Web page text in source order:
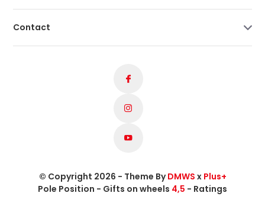
Contact
© Copyright 2026 - Theme ByDMWS x Plus+
Pole Position - Gifts on wheels 4,5 - Ratings